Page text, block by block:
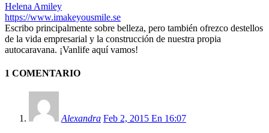
Helena Amiley
https://www.imakeyousmile.se
Escribo principalmente sobre belleza, pero también ofrezco destellos
de la vida empresarial y la construcción de nuestra propia
autocaravana. ¡Vanlife aquí vamos!
1 COMENTARIO
Alexandra Feb 2, 2015 En 16:07